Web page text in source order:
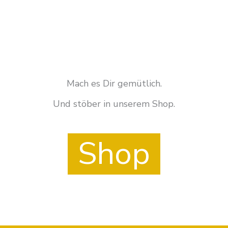
Mach es Dir gemütlich.
Und stöber in unserem Shop.
Shop